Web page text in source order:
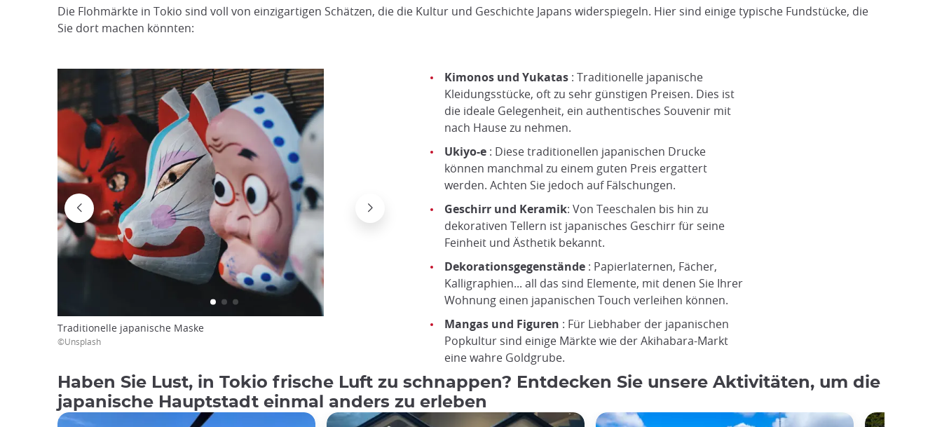
Die Flohmärkte in Tokio sind voll von einzigartigen Schätzen, die die Kultur und Geschichte Japans widerspiegeln. Hier sind einige typische Fundstücke, die
Sie dort machen könnten:
Kimonos und Yukatas : Traditionelle japanische
Kleidungsstücke, oft zu sehr günstigen Preisen. Dies ist
die ideale Gelegenheit, ein authentisches Souvenir mit
nach Hause zu nehmen.
Ukiyo-e : Diese traditionellen japanischen Drucke
können manchmal zu einem guten Preis ergattert
werden. Achten Sie jedoch auf Fälschungen.
Geschirr und Keramik: Von Teeschalen bis hin zu
dekorativen Tellern ist japanisches Geschirr für seine
Feinheit und Ästhetik bekannt.
Dekorationsgegenstände : Papierlaternen, Fächer,
Kalligraphien... all das sind Elemente, mit denen Sie Ihrer
Wohnung einen japanischen Touch verleihen können.
Mangas und Figuren : Für Liebhaber der japanischen
Popkultur sind einige Märkte wie der Akihabara-Markt
eine wahre Goldgrube.
Traditionelle japanische Maske
©Unsplash
Japanischer Stoff für Kimonos
©Unsplash
Haben Sie Lust, in Tokio frische Luft zu schnappen? Entdecken Sie unsere Aktivitäten, um die
japanische Hauptstadt einmal anders zu erleben